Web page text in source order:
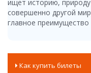
ищет историю, природу
совершенно другой
главное преимущество
Как купить билеты